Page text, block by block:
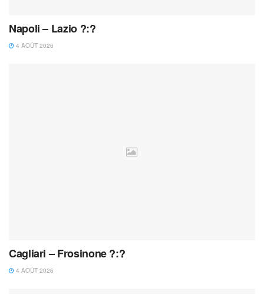
Napoli – Lazio ?:?
4 AOÛT 2026
Cagliari – Frosinone ?:?
4 AOÛT 2026